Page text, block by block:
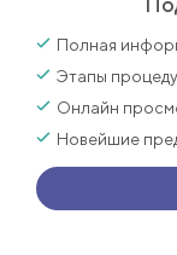
Полная
Этапы
Онлайн
Новейшие